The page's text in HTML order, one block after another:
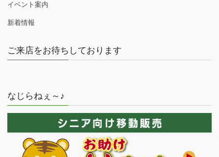
イベント案内
新着情報
ご来店をお待ちしております
なじらねぇ～♪